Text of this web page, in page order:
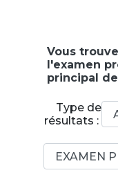
Vous
l'examen
principal
Type de
résultats :